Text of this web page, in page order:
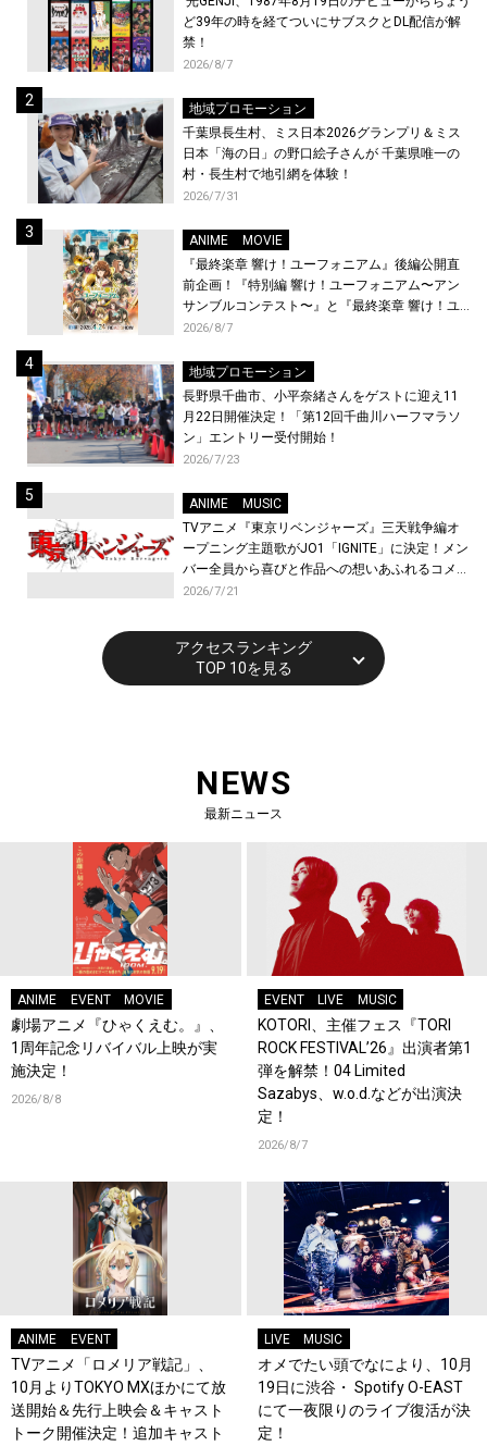
ど39年の時を経てついにサブスクとDL配信が解
禁！
2026/8/7
地域プロモーション
千葉県長生村、ミス日本2026グランプリ＆ミス
日本「海の日」の野口絵子さんが 千葉県唯一の
村・長生村で地引網を体験！
2026/7/31
ANIME
MOVIE
『最終楽章 響け！ユーフォニアム』後編公開直
前企画！『特別編 響け！ユーフォニアム〜アン
サンブルコンテスト〜』と『最終楽章 響け！ユ
ーフォニアム』前編の一挙上映が決定！
2026/8/7
地域プロモーション
長野県千曲市、小平奈緒さんをゲストに迎え11
月22日開催決定！「第12回千曲川ハーフマラソ
ン」エントリー受付開始！
2026/7/23
ANIME
MUSIC
TVアニメ『東京リベンジャーズ』三天戦争編オ
ープニング主題歌がJO1「IGNITE」に決定！メン
バー全員から喜びと作品への想いあふれるコメン
トが到着！9月に東京・大阪で先行上映会を開
2026/7/21
アクセスランキング
TOP 10を見る
NEWS
最新ニュース
ANIME EVENT MOVIE
劇場アニメ『ひゃくえむ。』、
1周年記念リバイバル上映が実
施決定！
2026/8/8
EVENT LIVE MUSIC
KOTORI、主催フェス『TORI
ROCK FESTIVAL’26』出演者第1
弾を解禁！04 Limited
Sazabys、w.o.d.などが出演決
定！
2026/8/7
ANIME EVENT
TVアニメ「ロメリア戦記」、
10月よりTOKYO MXほかにて放
送開始＆先行上映会＆キャスト
トーク開催決定！追加キャスト
LIVE MUSIC
オメでたい頭でなにより、10月
19日に渋谷・ Spotify O-EAST
にて一夜限りのライブ復活が決
定！